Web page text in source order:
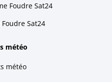
Foudre Sat24
Sat24
météo
météo